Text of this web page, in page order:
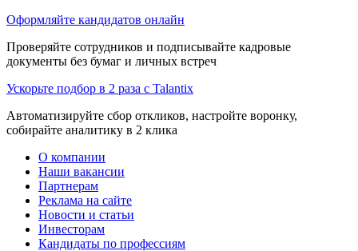
Оформляйте кандидатов онлайн
Проверяйте сотрудников и подписывайте кадровые
документы без бумаг и личных встреч
Ускорьте подбор в 2 раза с Talantix
Автоматизируйте сбор откликов, настройте воронку,
собирайте аналитику в 2 клика
О компании
Наши вакансии
Партнерам
Реклама на сайте
Новости и статьи
Инвесторам
Кандидаты по профессиям